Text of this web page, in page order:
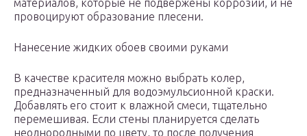
материалов, которые не подвержены коррозии, и не
провоцируют образование плесени.
Нанесение жидких обоев своими руками
В качестве красителя можно выбрать колер,
предназначенный для водоэмульсионной краски.
Добавлять его стоит к влажной смеси, тщательно
перемешивая. Если стены планируется сделать
неоднородными по цвету, то после получения